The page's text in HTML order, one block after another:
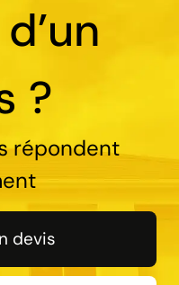
?
répondent
devis